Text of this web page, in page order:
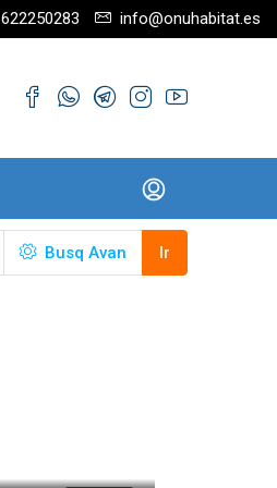
622250283 info@onuhabitat.es
Busq Avan Ir